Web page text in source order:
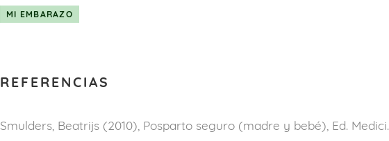
MI EMBARAZO
REFERENCIAS
Smulders, Beatrijs (2010), Posparto seguro (madre y bebé), Ed. Medici.